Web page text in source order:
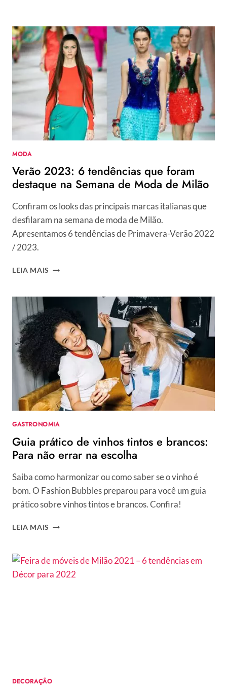
MODA
Verão 2023: 6 tendências que foram
destaque na Semana de Moda de Milão
Confiram os looks das principais marcas italianas que
desfilaram na semana de moda de Milão.
Apresentamos 6 tendências de Primavera-Verão 2022
/ 2023.
LEIA MAIS VERÃO
TENDÊNCIAS
QUE
FORAM
DESTAQUE
NA
SEMANA
DE
MODA
DE
MILÃO
GASTRONOMIA
Guia prático de vinhos tintos e brancos:
Para não errar na escolha
Saiba como harmonizar ou como saber se o vinho é
bom. O Fashion Bubbles preparou para você um guia
prático sobre vinhos tintos e brancos. Confira!
LEIA MAIS GUIA
VINHOS
E
DECORAÇÃO